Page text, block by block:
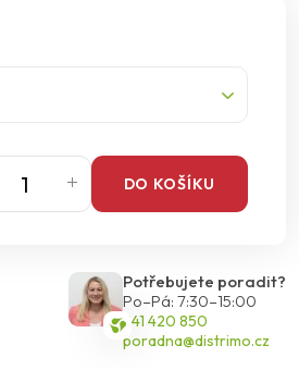
DO KOŠÍKU
Potřebujete poradit?
Po–Pá: 7:30–15:00
541 420 850
poradna@distrimo.cz